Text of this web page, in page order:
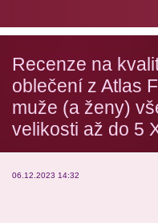
Recenze na
oblečení z Atlas
muže (a ženy)
velikosti až do 5
06.12.2023 14:32